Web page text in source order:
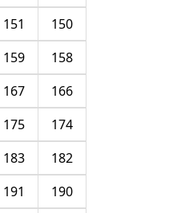
150
151
158
159
166
167
174
175
182
183
190
191